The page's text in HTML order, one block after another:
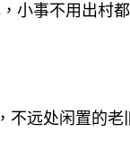
小事不用出村
远处闲置的老